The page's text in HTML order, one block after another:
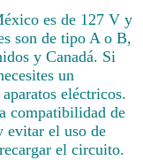
es de 127 V y
son de tipo A o B,
y Canadá. Si
un
eléctricos.
compatibilidad de
evitar el uso de
el circuito.